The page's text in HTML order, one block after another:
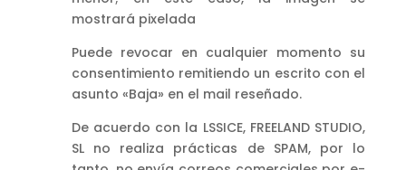
mostrará pixelada
Puede revocar en cualquier momento su
consentimiento remitiendo un escrito con el
asunto «Baja» en el mail reseñado.
De acuerdo con la LSSICE, FREELAND STUDIO,
SL no realiza prácticas de SPAM, por lo